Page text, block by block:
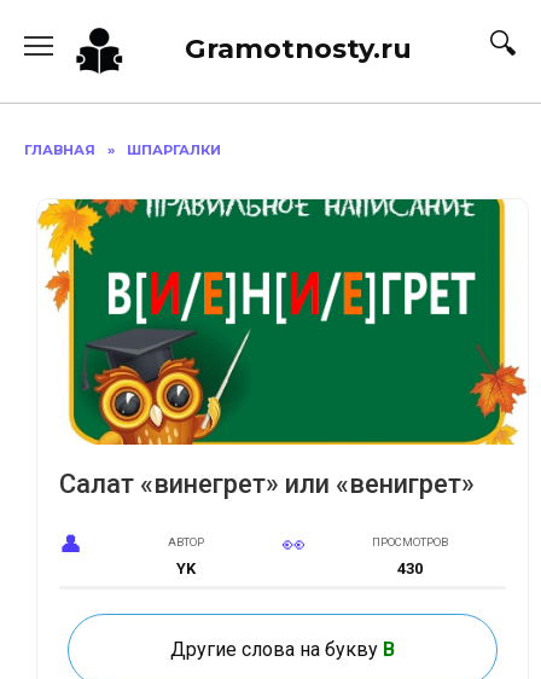
содержанию
Gramotnosty.ru
ГЛАВНАЯ » ШПАРГАЛКИ
Салат «винегрет» или «венигрет»
АВТОР
YK
ПРОСМОТРОВ
430
Другие слова на букву В